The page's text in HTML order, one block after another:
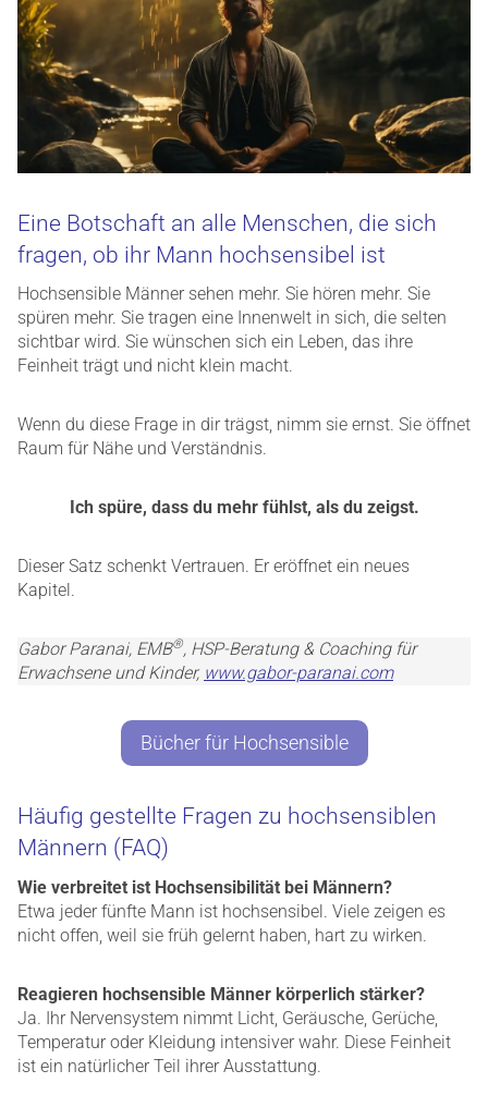
Eine Botschaft an alle Menschen, die sich
fragen, ob ihr Mann hochsensibel ist
Hochsensible Männer sehen mehr. Sie hören mehr. Sie
spüren mehr. Sie tragen eine Innenwelt in sich, die selten
sichtbar wird. Sie wünschen sich ein Leben, das ihre
Feinheit trägt und nicht klein macht.
Wenn du diese Frage in dir trägst, nimm sie ernst. Sie öffnet
Raum für Nähe und Verständnis.
Ich spüre, dass du mehr fühlst, als du zeigst.
Dieser Satz schenkt Vertrauen. Er eröffnet ein neues
Kapitel.
Gabor Paranai, EMB®, HSP-Beratung & Coaching für
Erwachsene und Kinder, www.gabor-paranai.com
Bücher für Hochsensible
Häufig gestellte Fragen zu hochsensiblen
Männern (FAQ)
Wie verbreitet ist Hochsensibilität bei Männern?
Etwa jeder fünfte Mann ist hochsensibel. Viele zeigen es
nicht offen, weil sie früh gelernt haben, hart zu wirken.
Reagieren hochsensible Männer körperlich stärker?
Ja. Ihr Nervensystem nimmt Licht, Geräusche, Gerüche,
Temperatur oder Kleidung intensiver wahr. Diese Feinheit
ist ein natürlicher Teil ihrer Ausstattung.